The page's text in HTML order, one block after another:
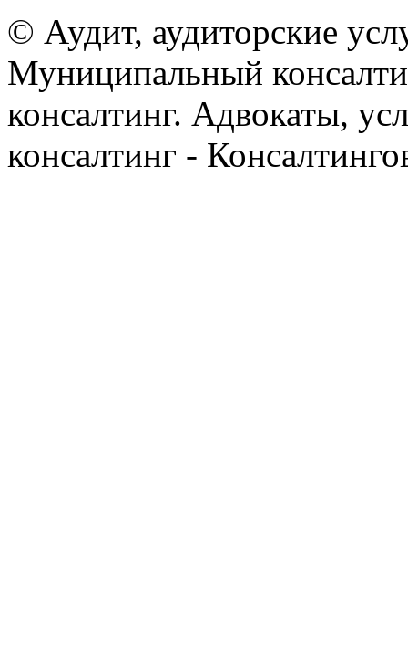
© Аудит, аудиторские
Муниципальный
консалтинг. Адвокаты,
консалтинг -